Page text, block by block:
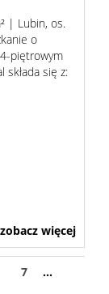
| Lubin, os.
o
piętrowym
się z:
zobacz więcej
7 ...